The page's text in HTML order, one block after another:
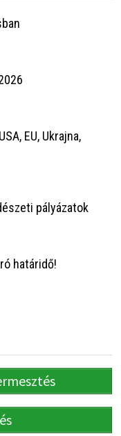
EU, Ukrajna,
pályázatok
határidő!